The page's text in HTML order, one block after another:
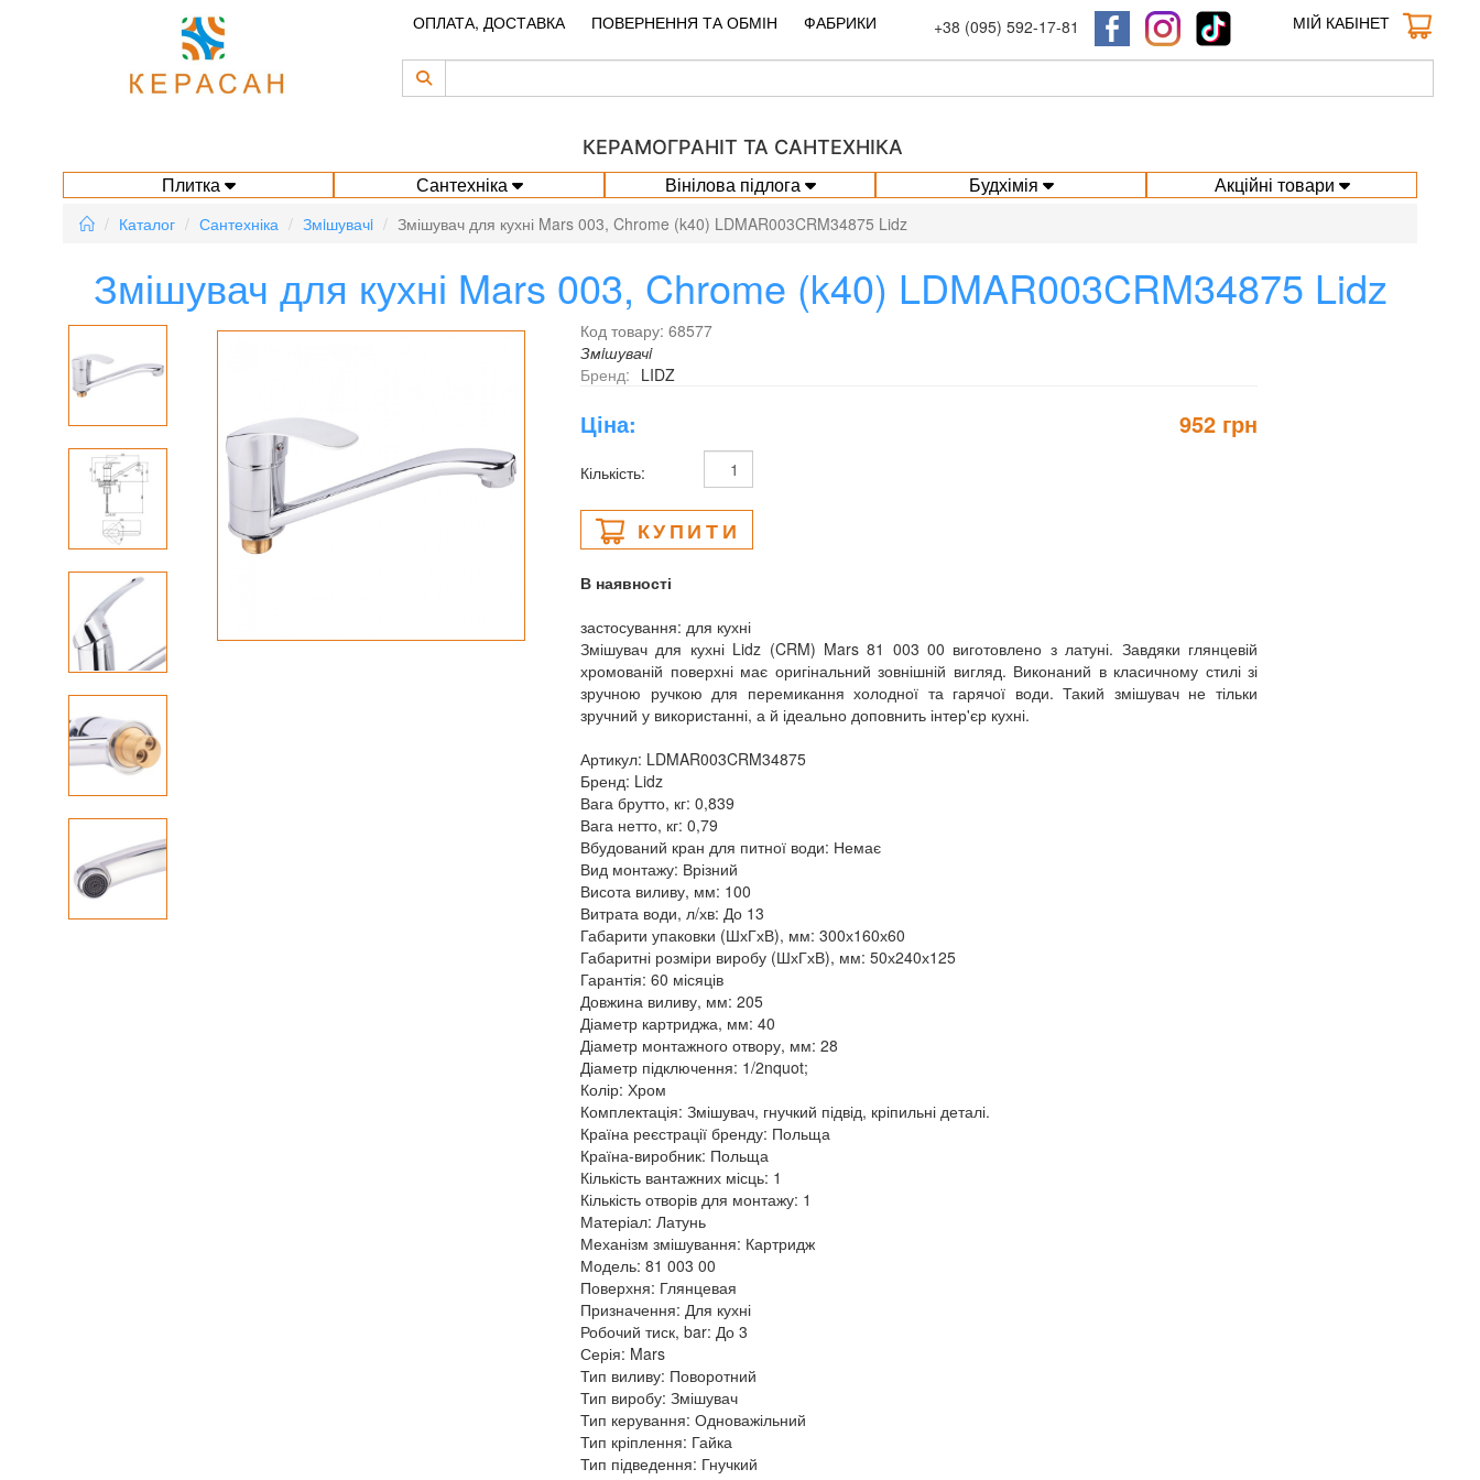
ОПЛАТА, ДОСТАВКА ПОВЕРНЕННЯ ТА ОБМІН ФАБРИКИ +38 (095) 592-17-81 МІЙ КАБІНЕТ
КЕРАМОГРАНІТ ТА САНТЕХНІКА
Плитка Сантехніка Вінілова підлога Будхімія Акційні товари
Каталог Сантехніка Змiшувачi Змішувач для кухні Mars 003, Chrome (k40) LDMAR003CRM34875 Lidz
Змішувач для кухні Mars 003, Chrome (k40) LDMAR003CRM34875 Lidz
Код товару: 68577
Змiшувачi
Бренд: LIDZ
Ціна: 952 грн
Кількість:
КУПИТИ
В наявності
застосування: для кухні
Змішувач для кухні Lidz (CRM) Mars 81 003 00 виготовлено з латуні. Завдяки глянцевій
хромованій поверхні має оригінальний зовнішній вигляд. Виконаний в класичному стилі зі
зручною ручкою для перемикання холодної та гарячої води. Такий змішувач не тільки
зручний у використанні, а й ідеально доповнить інтер'єр кухні.
Артикул: LDMAR003CRM34875
Бренд: Lidz
Вага брутто, кг: 0,839
Вага нетто, кг: 0,79
Вбудований кран для питної води: Немає
Вид монтажу: Врізний
Висота виливу, мм: 100
Витрата води, л/хв: До 13
Габарити упаковки (ШхГхВ), мм: 300х160х60
Габаритні розміри виробу (ШхГхВ), мм: 50х240х125
Гарантія: 60 місяців
Довжина виливу, мм: 205
Діаметр картриджа, мм: 40
Діаметр монтажного отвору, мм: 28
Діаметр підключення: 1/2nquot;
Колір: Хром
Комплектація: Змішувач, гнучкий підвід, кріпильні деталі.
Країна реєстрації бренду: Польща
Країна-виробник: Польща
Кількість вантажних місць: 1
Кількість отворів для монтажу: 1
Матеріал: Латунь
Механізм змішування: Картридж
Модель: 81 003 00
Поверхня: Глянцевая
Призначення: Для кухні
Робочий тиск, bar: До 3
Серія: Mars
Тип виливу: Поворотний
Тип виробу: Змішувач
Тип керування: Одноважільний
Тип кріплення: Гайка
Тип підведення: Гнучкий